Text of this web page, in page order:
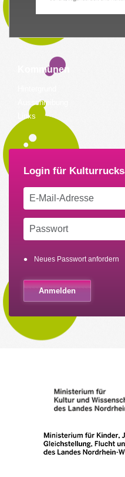
Kommunen
Ausschreibung
Links
Neues Passwort anfordern